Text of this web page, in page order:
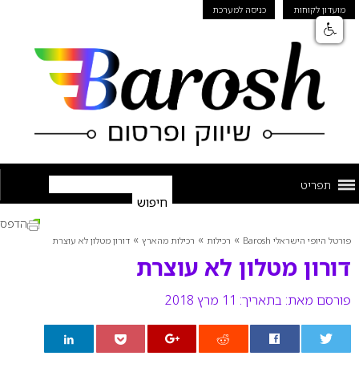
מועדון לקוחות כניסה למערכת
תפריט
פורטל היופי הישראלי Barosh » רכילות » רכילות מהארץ » דורון מטלון לא עוצרת
דורון מטלון לא עוצרת
פורסם מאת: בתאריך: 11 מרץ 2018
הדפס